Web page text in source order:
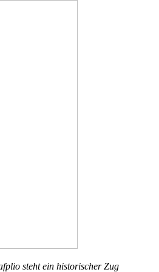
steht ein historischer Zug